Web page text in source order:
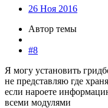
26 Ноя 2016
Автор темы
#8
Я могу установить
не представляю где
если нароете
всеми модулями